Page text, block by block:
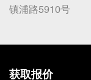
镇浦路5910号
获取报价